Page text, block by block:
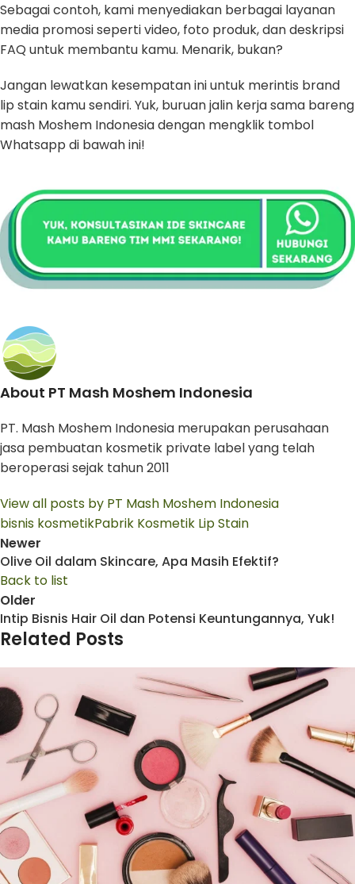
Sebagai contoh, kami menyediakan berbagai layanan
media promosi seperti video, foto produk, dan deskripsi
FAQ untuk membantu kamu. Menarik, bukan?
Jangan lewatkan kesempatan ini untuk merintis brand
lip stain kamu sendiri. Yuk, buruan jalin kerja sama bareng
mash Moshem Indonesia dengan mengklik tombol
Whatsapp di bawah ini!
About PT Mash Moshem Indonesia
PT. Mash Moshem Indonesia merupakan perusahaan
jasa pembuatan kosmetik private label yang telah
beroperasi sejak tahun 2011
View all posts by PT Mash Moshem Indonesia
bisnis kosmetikPabrik Kosmetik Lip Stain
Newer
Olive Oil dalam Skincare, Apa Masih Efektif?
Back to list
Older
Intip Bisnis Hair Oil dan Potensi Keuntungannya, Yuk!
Related Posts